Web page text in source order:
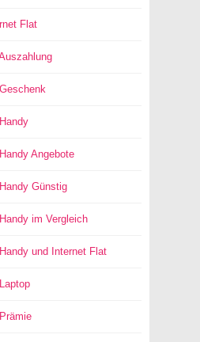
Flat
Angebote
Günstig
im Vergleich
und Internet Flat